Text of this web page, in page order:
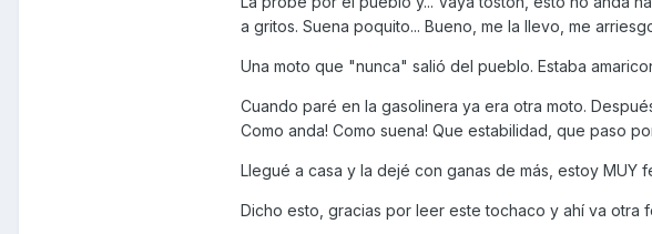
a gritos. Suena poquito... Bueno, me la llevo, me
Una moto que "nunca" salió del pueblo. Estaba
Cuando paré en la gasolinera ya era otra moto.
Como anda! Como suena! Que estabilidad, que paso
Llegué a casa y la dejé con ganas de más, estoy MUY
Dicho esto, gracias por leer este tochaco y ahí va otra